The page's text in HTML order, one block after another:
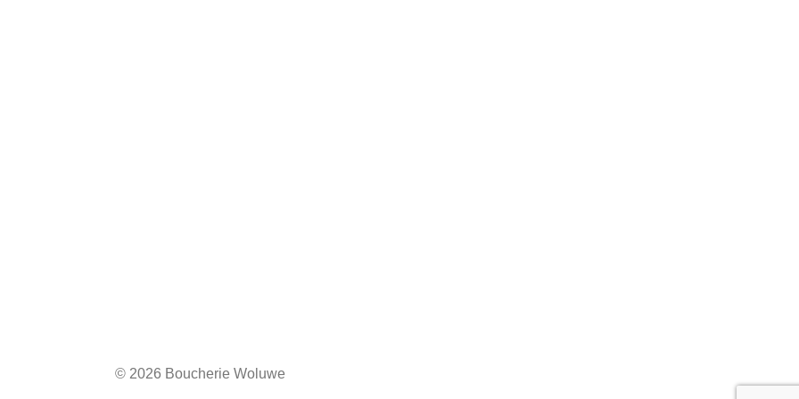
© 2026 Boucherie Woluwe